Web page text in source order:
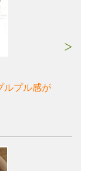
ルプル感が